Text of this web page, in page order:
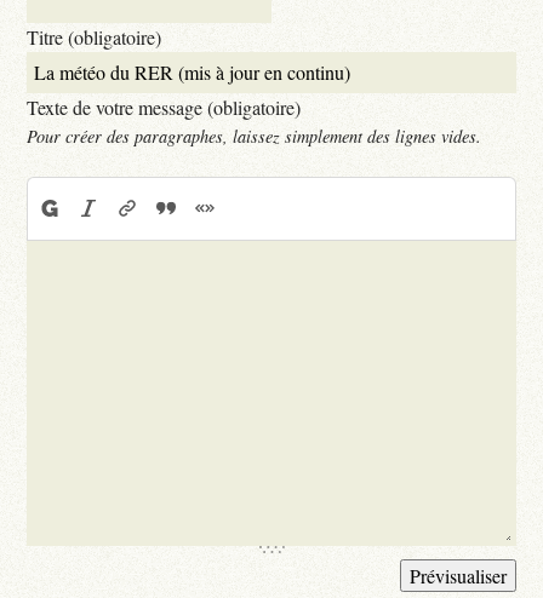
Titre (obligatoire)
Texte de votre message (obligatoire)
Pour créer des paragraphes, laissez simplement des lignes vides.